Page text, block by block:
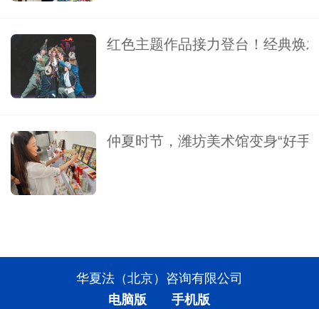
红色主题作品接力登台！经典焕
仲夏时节，潍坊美术馆变身“好手
华夏法（北京）咨询有限公司
电脑版
手机版